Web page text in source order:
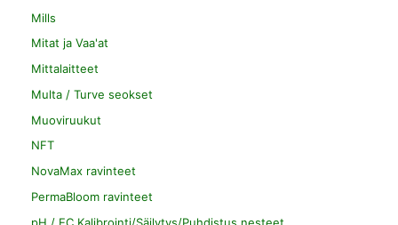
Mills
Mitat ja Vaa'at
Mittalaitteet
Multa / Turve seokset
Muoviruukut
NFT
NovaMax ravinteet
PermaBloom ravinteet
pH / EC Kalibrointi/Säilytys/Puhdistus nesteet